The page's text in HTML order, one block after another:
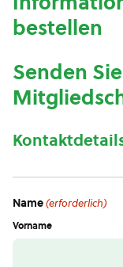
bestellen
Senden
Name(erforderlich)
Vorname